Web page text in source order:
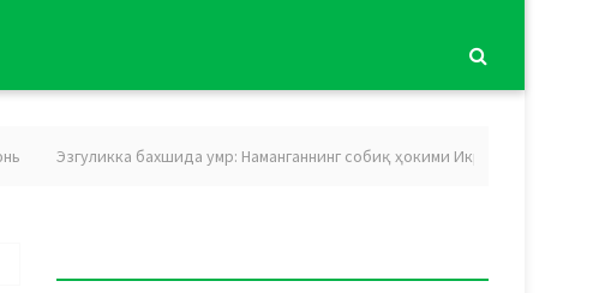
Эзгуликка бахшида умр: Наманганнинг собиқ ҳокими Икромхон